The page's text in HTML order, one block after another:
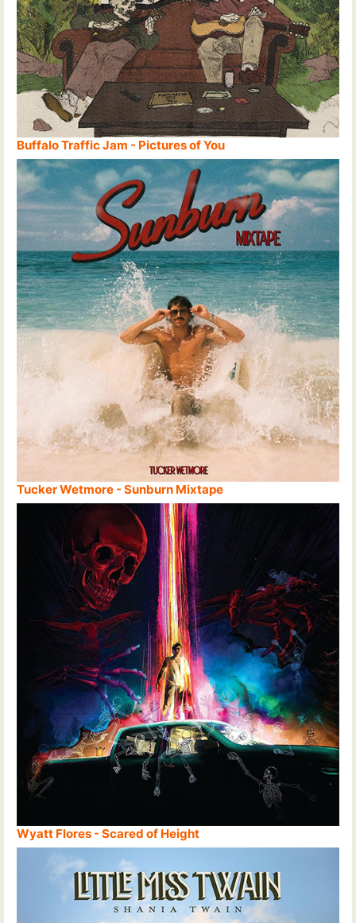
Buffalo Traffic Jam - Pictures of You
Tucker Wetmore - Sunburn Mixtape
Wyatt Flores - Scared of Height